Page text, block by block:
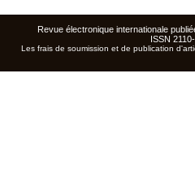
Revue électronique internationale
ISSN
Les frais de soumission et de publication